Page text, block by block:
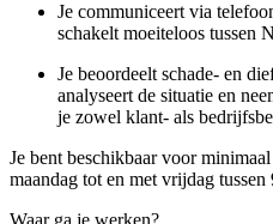
Je communiceert via
schakelt moeiteloos tussen
Je beoordeelt schade- en
analyseert de situatie en
je zowel klant- als
Je bent beschikbaar voor
maandag tot en met vrijdag tussen
Waar ga je werken?